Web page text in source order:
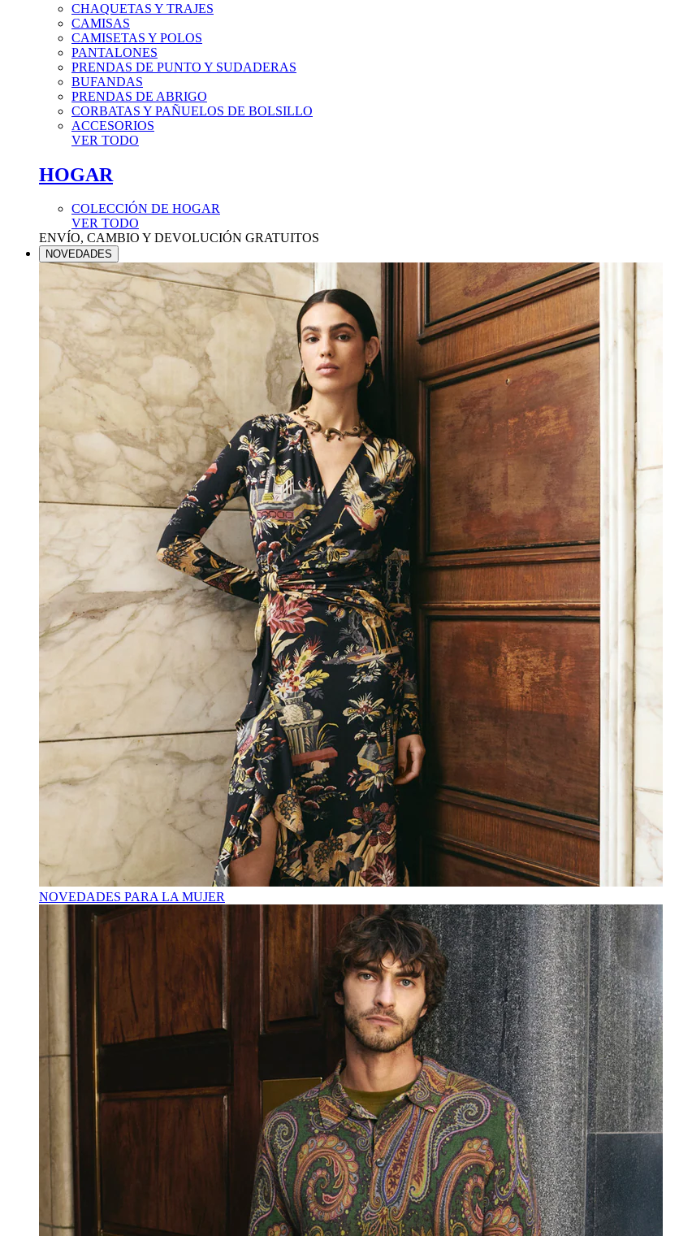
CHAQUETAS Y TRAJES
CAMISAS
CAMISETAS Y POLOS
PANTALONES
PRENDAS DE PUNTO Y SUDADERAS
BUFANDAS
PRENDAS DE ABRIGO
CORBATAS Y PAÑUELOS DE BOLSILLO
ACCESORIOS
VER TODO
HOGAR
COLECCIÓN DE HOGAR
VER TODO
ENVÍO, CAMBIO Y DEVOLUCIÓN GRATUITOS
NOVEDADES
NOVEDADES PARA LA MUJER